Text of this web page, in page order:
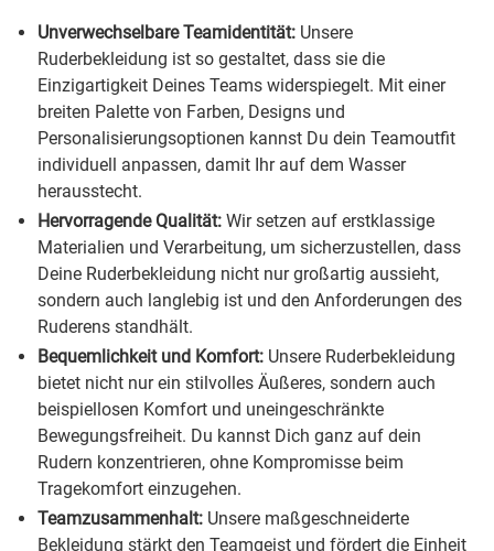
Unverwechselbare Teamidentität: Unsere
Ruderbekleidung ist so gestaltet, dass sie die
Einzigartigkeit Deines Teams widerspiegelt. Mit einer
breiten Palette von Farben, Designs und
Personalisierungsoptionen kannst Du dein Teamoutfit
individuell anpassen, damit Ihr auf dem Wasser
herausstecht.
Hervorragende Qualität: Wir setzen auf erstklassige
Materialien und Verarbeitung, um sicherzustellen, dass
Deine Ruderbekleidung nicht nur großartig aussieht,
sondern auch langlebig ist und den Anforderungen des
Ruderens standhält.
Bequemlichkeit und Komfort: Unsere Ruderbekleidung
bietet nicht nur ein stilvolles Äußeres, sondern auch
beispiellosen Komfort und uneingeschränkte
Bewegungsfreiheit. Du kannst Dich ganz auf dein
Rudern konzentrieren, ohne Kompromisse beim
Tragekomfort einzugehen.
Teamzusammenhalt: Unsere maßgeschneiderte
Bekleidung stärkt den Teamgeist und fördert die Einheit